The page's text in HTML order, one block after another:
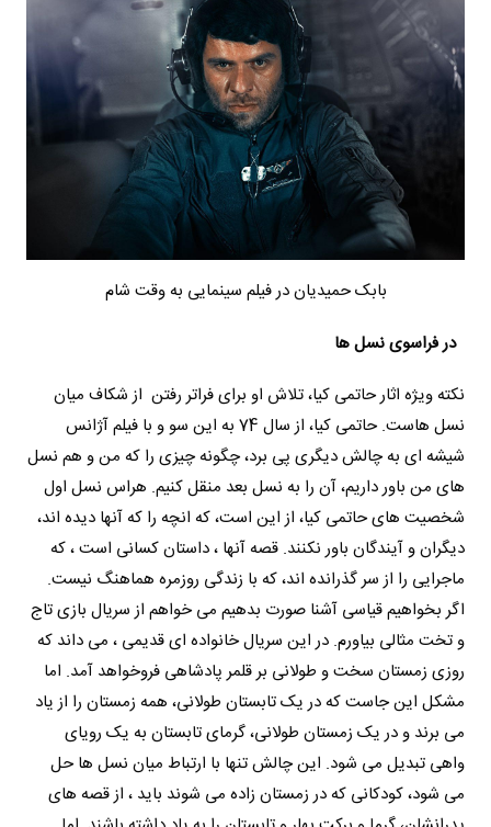
بابک حمیدیان در فیلم سینمایی به وقت شام
در فراسوی نسل ها
نکته ویژه اثار حاتمی کیا، تلاش او برای فراتر رفتن از شکاف میان
نسل هاست. حاتمی کیا، از سال 74 به این سو و با فیلم آژانس
شیشه ای به چالش دیگری پی برد، چگونه چیزی را که من و هم نسل
های من باور داریم، آن را به نسل بعد منقل کنیم. هراس نسل اول
شخصیت های حاتمی کیا، از این است، که انچه را که آنها دیده اند،
دیگران و آیندگان باور نکنند. قصه آنها ، داستان کسانی است ، که
ماجرایی را از سر گذرانده اند، که با زندگی روزمره هماهنگ نیست.
اگر بخواهیم قیاسی آشنا صورت بدهیم می خواهم از سریال بازی تاج
و تخت مثالی بیاورم. در این سریال خانواده ای قدیمی ، می داند که
روزی زمستان سخت و طولانی بر قلمر پادشاهی فروخواهد آمد. اما
مشکل این جاست که در یک تابستان طولانی، همه زمستان را از یاد
می برند و در یک زمستان طولانی، گرمای تابستان به یک رویای
واهی تبدیل می شود. این چالش تنها با ارتباط میان نسل ها حل
می شود، کودکانی که در زمستان زاده می شوند باید ، از قصه های